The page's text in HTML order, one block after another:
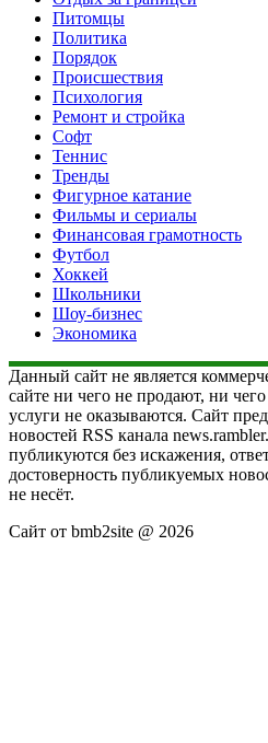
Питомцы
Политика
Порядок
Происшествия
Психология
Ремонт и стройка
Софт
Теннис
Тренды
Фигурное катание
Фильмы и сериалы
Финансовая грамотность
Футбол
Хоккей
Школьники
Шоу-бизнес
Экономика
Данный сайт не является
сайте ни чего не продают, ни
услуги не оказываются. Сайт
новостей RSS канала
публикуются без искажения,
достоверность публикуемых
не несёт.
Сайт от bmb2site @ 2026